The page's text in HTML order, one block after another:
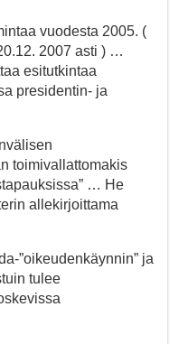
vuodesta 2005. (
2007 asti ) …
esitutkintaa
presidentin- ja
toimivallattomakis
… He
allekirjoittama
”oikeudenkäynnin” ja
tulee